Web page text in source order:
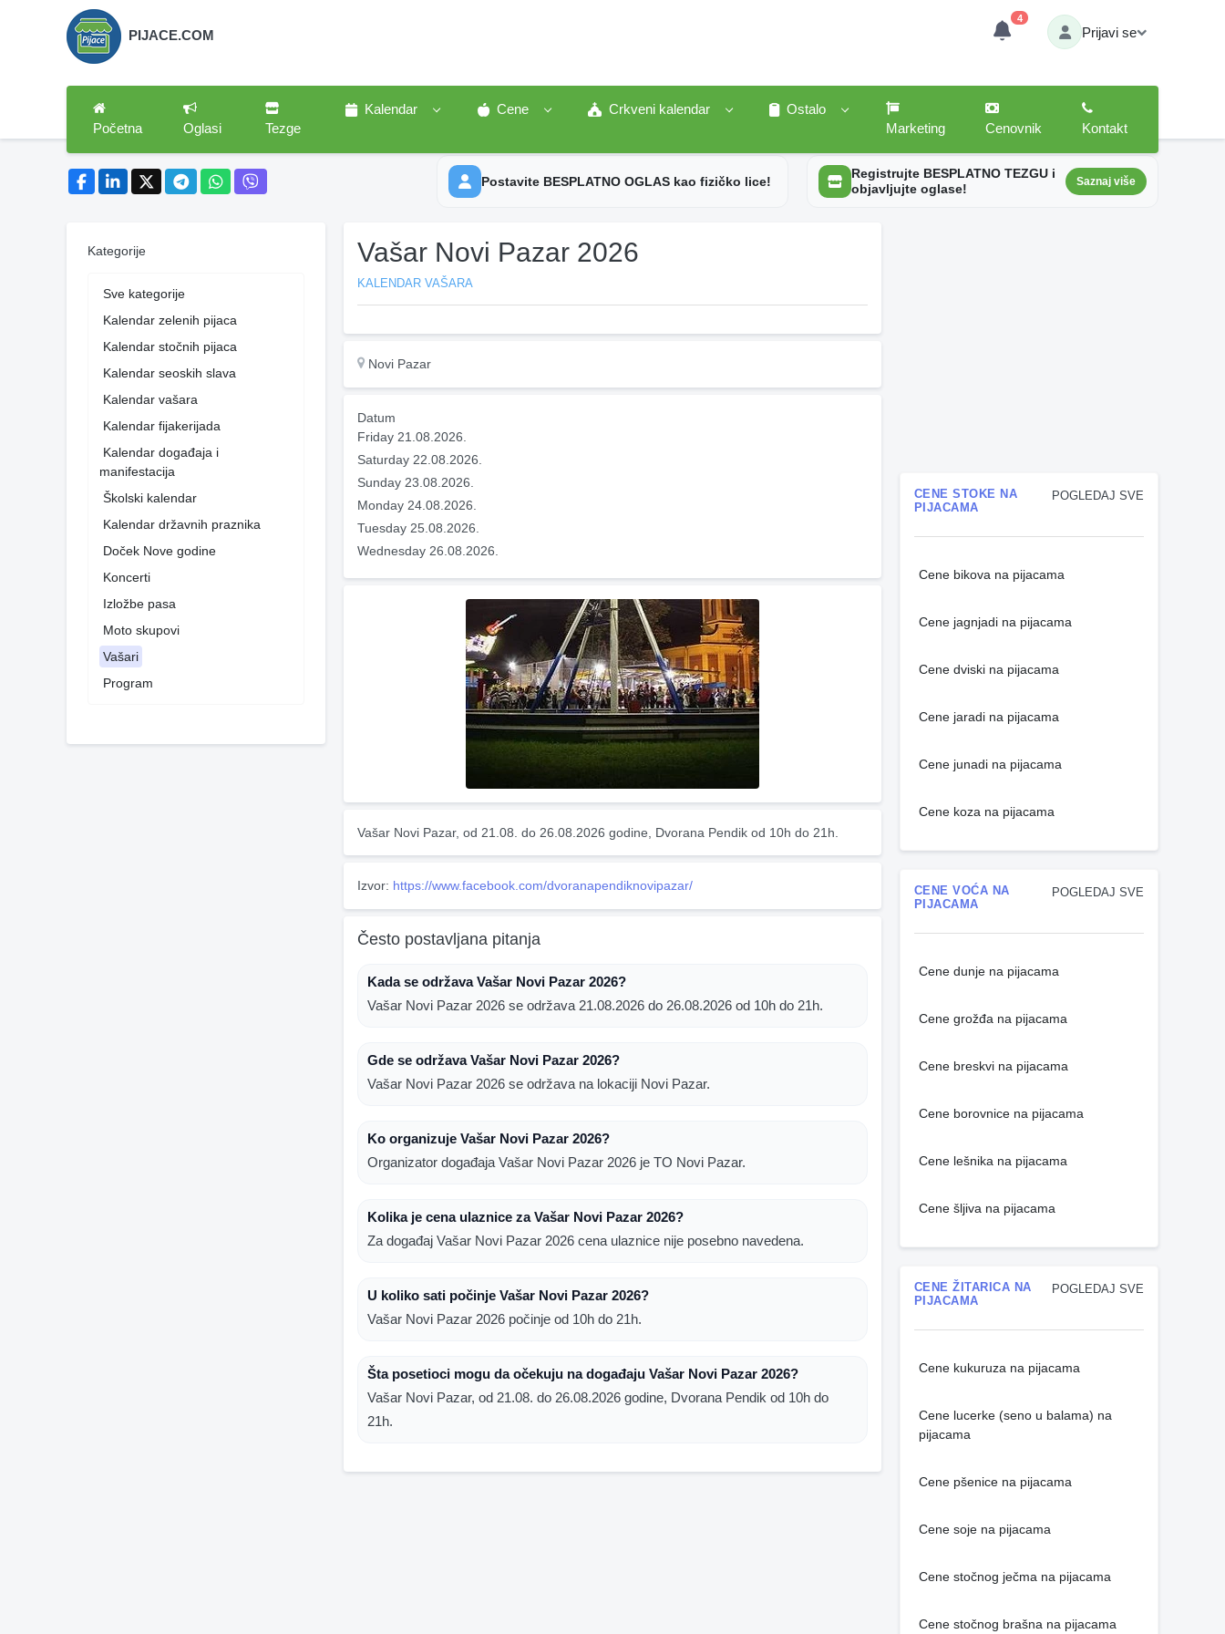
PIJACE.COM
4
Prijavi se
Početna Oglasi Tezge
Kalendar Cene Crkveni kalendar
Ostalo
Marketing
Cenovnik Kontakt
Postavite BESPLATNO OGLAS kao fizičko lice!
Registrujte BESPLATNO TEZGU i
objavljujte oglase!
Saznaj više
Kategorije
Sve kategorije
Kalendar zelenih pijaca
Kalendar stočnih pijaca
Kalendar seoskih slava
Kalendar vašara
Kalendar fijakerijada
Kalendar događaja i
manifestacija
Školski kalendar
Kalendar državnih praznika
Doček Nove godine
Koncerti
Izložbe pasa
Moto skupovi
Vašari
Program
Vašar Novi Pazar 2026
KALENDAR VAŠARA
Novi Pazar
Datum
Friday 21.08.2026.
Saturday 22.08.2026.
Sunday 23.08.2026.
Monday 24.08.2026.
Tuesday 25.08.2026.
Wednesday 26.08.2026.
Vašar Novi Pazar, od 21.08. do 26.08.2026 godine, Dvorana Pendik od 10h do 21h.
Izvor: https://www.facebook.com/dvoranapendiknovipazar/
Često postavljana pitanja
Kada se održava Vašar Novi Pazar 2026?
Vašar Novi Pazar 2026 se održava 21.08.2026 do 26.08.2026 od 10h do 21h.
Gde se održava Vašar Novi Pazar 2026?
Vašar Novi Pazar 2026 se održava na lokaciji Novi Pazar.
Ko organizuje Vašar Novi Pazar 2026?
Organizator događaja Vašar Novi Pazar 2026 je TO Novi Pazar.
Kolika je cena ulaznice za Vašar Novi Pazar 2026?
Za događaj Vašar Novi Pazar 2026 cena ulaznice nije posebno navedena.
U koliko sati počinje Vašar Novi Pazar 2026?
Vašar Novi Pazar 2026 počinje od 10h do 21h.
Šta posetioci mogu da očekuju na događaju Vašar Novi Pazar 2026?
Vašar Novi Pazar, od 21.08. do 26.08.2026 godine, Dvorana Pendik od 10h do
21h.
POGLEDAJ SVE
CENE STOKE NA
PIJACAMA
Cene bikova na pijacama
Cene jagnjadi na pijacama
Cene dviski na pijacama
Cene jaradi na pijacama
Cene junadi na pijacama
Cene koza na pijacama
POGLEDAJ SVE
CENE VOĆA NA
PIJACAMA
Cene dunje na pijacama
Cene grožđa na pijacama
Cene breskvi na pijacama
Cene borovnice na pijacama
Cene lešnika na pijacama
Cene šljiva na pijacama
POGLEDAJ SVE
CENE ŽITARICA NA
PIJACAMA
Cene kukuruza na pijacama
Cene lucerke (seno u balama) na
pijacama
Cene pšenice na pijacama
Cene soje na pijacama
Cene stočnog ječma na pijacama
Cene stočnog brašna na pijacama